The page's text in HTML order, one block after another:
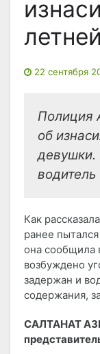
22 сентября
Полиция
об
водитель
Как
ранее
она сообщила
возбуждено
задержан и
содержания,
САЛТАНАТ